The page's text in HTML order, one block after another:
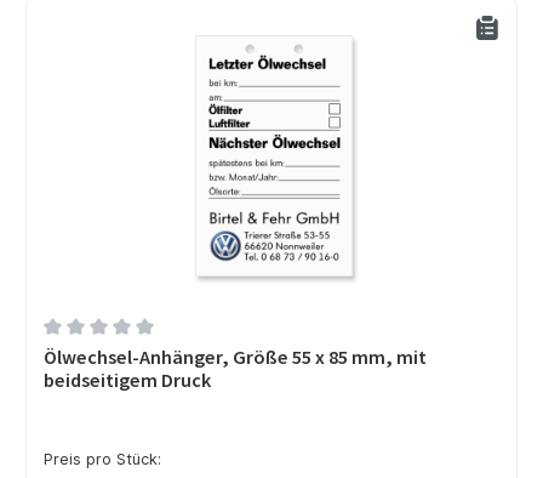
Durchschnittliche Bewertung von 0 von 5 Sternen
Ölwechsel-Anhänger, Größe 55 x 85 mm, mit
beidseitigem Druck
Preis pro Stück: